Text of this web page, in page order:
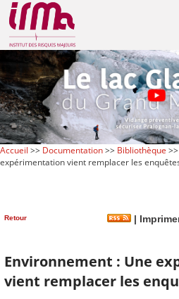
Accueil >> Documentation>> Bibliothèque
expérimentation vient remplacer les
Retour |
Environnement : Une
vient remplacer les